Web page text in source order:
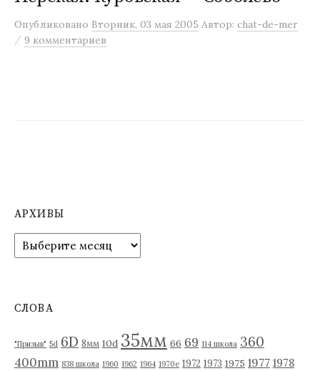
м
у
Опубликовано Вторник, 03 мая 2005 Автор: chat-de-mer
/ 9 комментариев
АРХИВЫ
р
в
СЛОВА
"Призыв" 5d 6D 8мм 10d 35мм 66 69 114 школа 360
400mm 838 школа 1960 1962 1964 1970е 1972 1973 1975 1977 1978